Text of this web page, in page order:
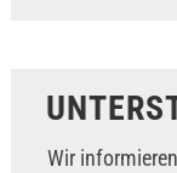
Wir